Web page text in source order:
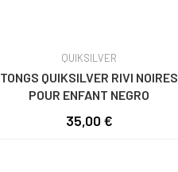
QUIKSILVER
TONGS QUIKSILVER RIVI NOIRES
POUR ENFANT NEGRO
35,00 €